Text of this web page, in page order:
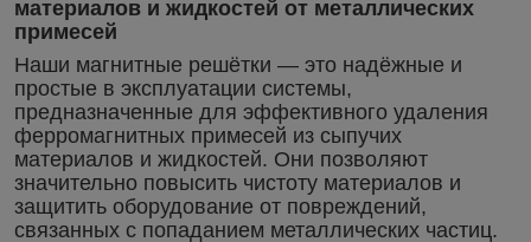
материалов и жидкостей от металлических
примесей
Наши магнитные решётки — это надёжные и
простые в эксплуатации системы,
предназначенные для эффективного удаления
ферромагнитных примесей из сыпучих
материалов и жидкостей. Они позволяют
значительно повысить чистоту материалов и
защитить оборудование от повреждений,
связанных с попаданием металлических частиц.